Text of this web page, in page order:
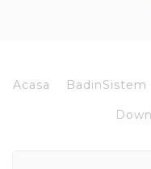
Acasa BadinSistem